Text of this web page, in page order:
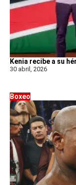
Kenia recibe a su
30 abril, 2026
Boxeo